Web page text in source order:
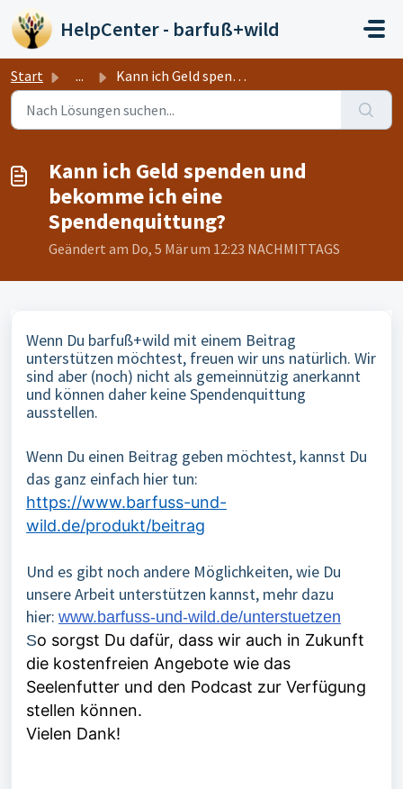
Zum hauptsächlichen Inhalt gehen
HelpCenter - barfuß+wild
Start ... Kann ich Geld spenden und bekomme ich eine Spendenquittung?
Kann ich Geld spenden und
bekomme ich eine
Spendenquittung?
Geändert am Do, 5 Mär um 12:23 NACHMITTAGS
Wenn Du barfuß+wild mit einem Beitrag
unterstützen möchtest, freuen wir uns natürlich. Wir
sind aber (noch) nicht als gemeinnützig anerkannt
und können daher keine Spendenquittung
ausstellen.
Wenn Du einen Beitrag geben möchtest, kannst Du
das ganz einfach hier tun:
https://www.barfuss-und-
wild.de/produkt/beitrag
Und es gibt noch andere Möglichkeiten, wie Du
unsere Arbeit unterstützen kannst, mehr dazu
hier: www.barfuss-und-wild.de/unterstuetzen
So sorgst Du dafür, dass wir auch in Zukunft
die kostenfreien Angebote wie das
Seelenfutter und den Podcast zur Verfügung
stellen können.
Vielen Dank!